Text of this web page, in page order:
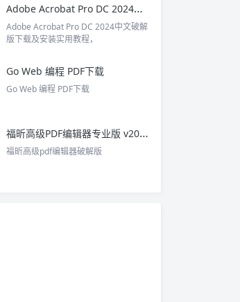
Adobe Acrobat Pro DC 2024中文破解版下载及安装实用教程
Adobe Acrobat Pro DC 2024中文破解
版下载及安装实用教程，
Go Web 编程 PDF下载
Go Web 编程 PDF下载
福昕高级PDF编辑器专业版 v2025 中文激活版
福昕高级pdf编辑器破解版